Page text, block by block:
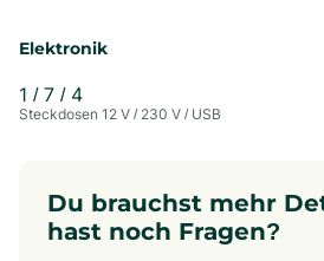
Elektronik
1 / 7 / 4
Steckdosen 12 V / 230 V / USB
Du brauchst mehr
hast noch Fragen?